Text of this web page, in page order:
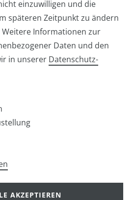
Widerrufs­formular
tony.de
einzuwilligen und die
späteren Zeitpunkt zu ändern
Informationen zur
Daten und den
in unserer Daten­schutz­
AKZEPTIEREN